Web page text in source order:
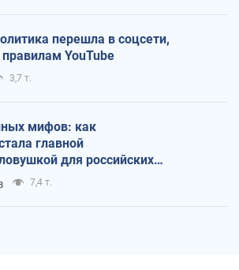
перешла в соцсети,
YouTube
3,7 т.
мифов: как
главной
для российских
7,4 т.